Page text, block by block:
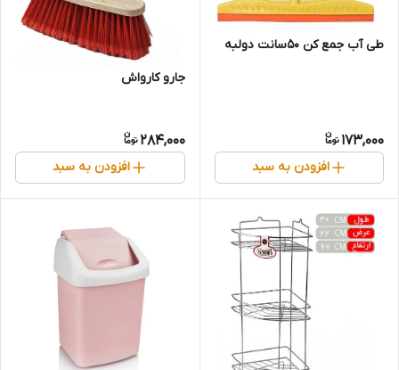
طی آب جمع کن 50سانت دولبه
173,000
افزودن به سبد
جارو کارواش
284,000
افزودن به سبد